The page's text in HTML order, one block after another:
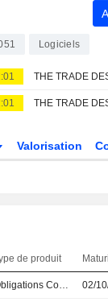
Logiciels
Valorisation
de produit
Obligations Convertibles 02/